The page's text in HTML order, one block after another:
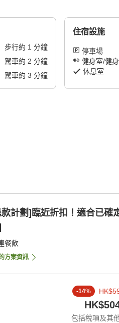
步行約 1 分鐘
駕車約 2 分鐘
駕車約 3 分鐘
住宿設施
停車場
健身室/健
休息室
款計劃]臨近折扣！適合已
餐飲
方案資訊
-14%
包括稅項及其